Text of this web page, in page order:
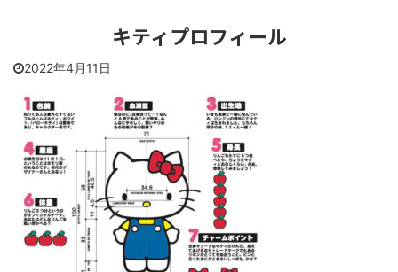
キティプロフィール
2022年4月11日